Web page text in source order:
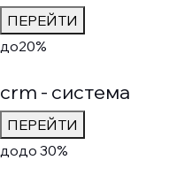
ПЕРЕЙТИ
до20%
crm - система
ПЕРЕЙТИ
додо 30%